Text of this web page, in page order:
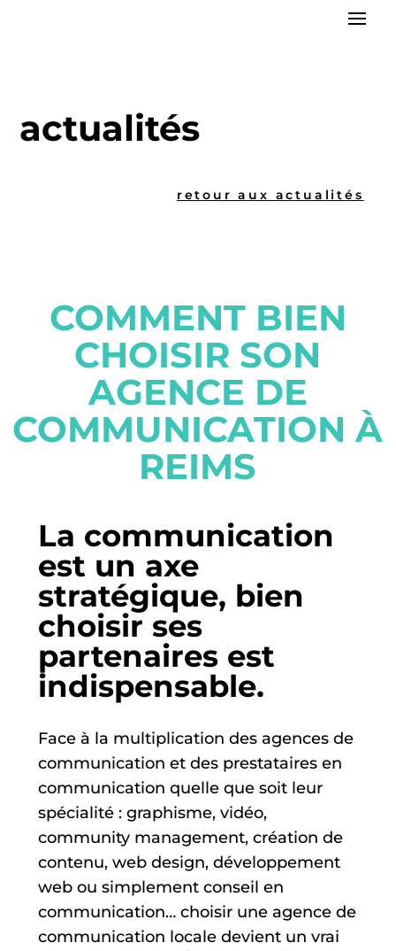
actualités
retour aux actualités
COMMENT BIEN
CHOISIR SON
AGENCE DE
COMMUNICATION À
REIMS
La communication
est un axe
stratégique, bien
choisir ses
partenaires est
indispensable.
Face à la multiplication des agences de
communication et des prestataires en
communication quelle que soit leur
spécialité : graphisme, vidéo,
community management, création de
contenu, web design, développement
web ou simplement conseil en
communication… choisir une agence de
communication locale devient un vrai